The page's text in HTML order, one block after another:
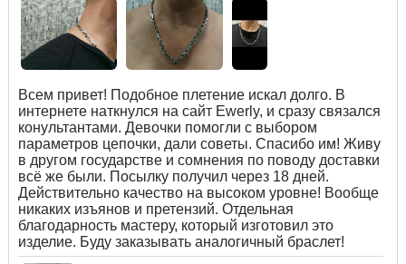
Всем привет! Подобное плетение искал долго. В
интернете наткнулся на сайт Ewerly, и сразу связался
конультантами. Девочки помогли с выбором
параметров цепочки, дали советы. Спасибо им! Живу
в другом государстве и сомнения по поводу доставки
всё же были. Посылку получил через 18 дней.
Действительно качество на высоком уровне! Вообще
никаких изъянов и претензий. Отдельная
благодарность мастеру, который изготовил это
изделие. Буду заказывать аналогичный браслет!